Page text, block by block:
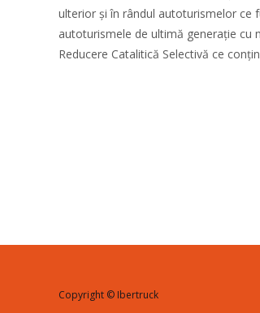
ulterior și în rândul autoturismelor ce
autoturismele de ultimă generație cu
Reducere Catalitică Selectivă ce
Copyright © Ibertruck